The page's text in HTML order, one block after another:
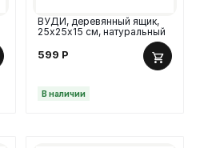
ВУДИ, деревянный ящик,
25х25х15 см, натуральный
599 Р
В наличии